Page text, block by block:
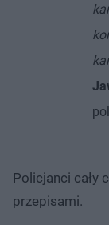
Policjanci cały
przepisami.